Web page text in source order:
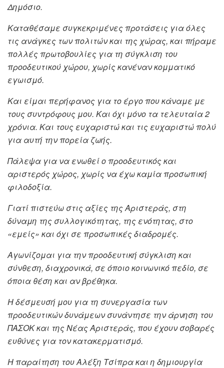
Δημόσιο.
Καταθέσαμε συγκεκριμένες προτάσεις για όλες
τις ανάγκες των πολιτών και της χώρας, και πήραμε
πολλές πρωτοβουλίες για τη σύγκλιση του
προοδευτικού χώρου, χωρίς κανέναν κομματικό
εγωισμό.
Και είμαι περήφανος για το έργο που κάναμε με
τους συντρόφους μου. Και όχι μόνο τα τελευταία 2
χρόνια. Και τους ευχαριστώ και τις ευχαριστώ πολύ
για αυτή την πορεία ζωής.
Πάλεψα για να ενωθεί ο προοδευτικός και
αριστερός χώρος, χωρίς να έχω καμία προσωπική
φιλοδοξία.
Γιατί πιστεύω στις αξίες της Αριστεράς, στη
δύναμη της συλλογικότητας, της ενότητας, στο
«εμείς» και όχι σε προσωπικές διαδρομές.
Αγωνίζομαι για την προοδευτική σύγκλιση και
σύνθεση, διαχρονικά, σε όποιο κοινωνικό πεδίο, σε
όποια θέση και αν βρέθηκα.
Η δέσμευσή μου για τη συνεργασία των
προοδευτικών δυνάμεων συνάντησε την άρνηση του
ΠΑΣΟΚ και της Νέας Αριστεράς, που έχουν σοβαρές
ευθύνες για τον κατακερματισμό.
Η παραίτηση του Αλέξη Τσίπρα και η δημιουργία